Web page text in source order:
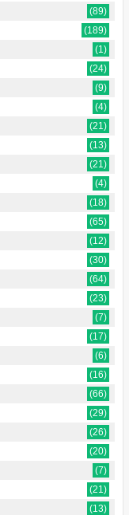
(89)
(189)
(1)
(24)
(9)
(4)
(21)
(13)
(21)
(4)
(18)
(65)
(12)
(30)
(64)
(23)
(7)
(17)
(6)
(16)
(66)
(29)
(26)
(20)
(7)
(21)
(13)